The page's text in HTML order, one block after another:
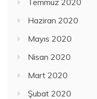
Haziran 2020
Mayıs 2020
Nisan 2020
Mart 2020
Şubat 2020